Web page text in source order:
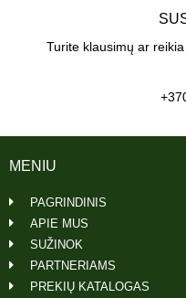
Turite klausimų ar
MENIU
PAGRINDINIS
APIE MUS
SUŽINOK
PARTNERIAMS
PREKIŲ KATALOGAS